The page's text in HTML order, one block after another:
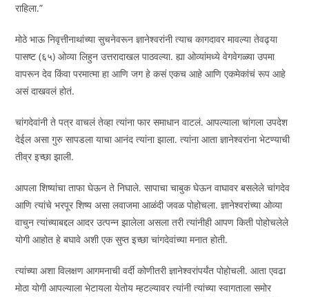
राहिला.”
मोठे भाऊ निवृत्तीनाथांच्या सुचनेवरून ज्ञानेश्वरांनी त्याच कागदावर मावल्या तेवढ्या
पासष्ट (६५) ओव्या लिहुन उत्तरादाखल पाठवल्या. ह्या ओव्यांमध्ये वेगवेगळ्या उपमा
वापरून देव किंवा परमात्मा हा आणि जग हे कसं एकच आहे आणि एकमेकांचं रूप आहे
असं दाखवलं होतं.
चांगदेवांनी ते पत्र वाचलं तेव्हा त्यांना फार समाधान वाटलं. आपल्याला चांगला उपदेश
देईल असा गुरु सापडला याचा आनंद त्यांना झाला. त्यांना आता ज्ञानेश्वरांना भेटण्याची
तीव्र इच्छा झाली.
आपला शिष्यांचा ताफा घेऊन ते निघाले. सापाचा चाबुक घेऊन वाघावर बसलेले चांगदेव
आणि त्यांचे भरपूर शिष्य असा लवाजमा आळंदी जवळ पोहोचला. ज्ञानेश्वरांच्या ओव्या
वाचुन त्यांच्याबद्दल आदर उत्पन्न झालेला असला तरी त्यांनीही आपण किती पोहोचलेले
योगी आहोत हे बघावे अशी एक सुप्त इच्छा चांगदेवांच्या मनात होती.
त्यांच्या अशा विलक्षण आगमनाची वर्दी कोणीतरी ज्ञानेश्वरांपर्यंत पोहोचली. आता एवढा
मोठा योगी आपल्याला भेटायला येतोय म्हटल्यावर त्यांनी त्यांच्या स्वागताला समोर